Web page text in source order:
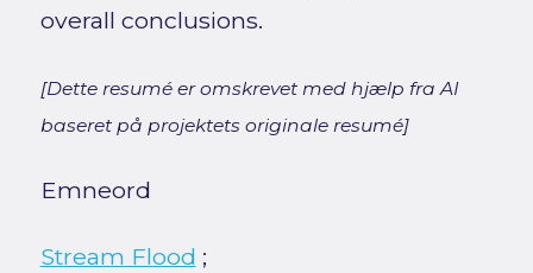
overall conclusions.
[Dette resumé er omskrevet med hjælp fra AI
baseret på projektets originale resumé]
Emneord
Stream Flood ;